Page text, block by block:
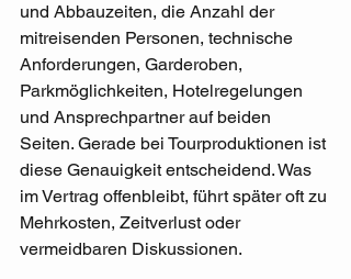
und Abbauzeiten, die Anzahl der
mitreisenden Personen, technische
Anforderungen, Garderoben,
Parkmöglichkeiten, Hotelregelungen
und Ansprechpartner auf beiden
Seiten. Gerade bei Tourproduktionen ist
diese Genauigkeit entscheidend. Was
im Vertrag offenbleibt, führt später oft zu
Mehrkosten, Zeitverlust oder
vermeidbaren Diskussionen.